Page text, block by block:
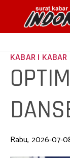
KABAR | KABAR
Rabu, 2026-07-